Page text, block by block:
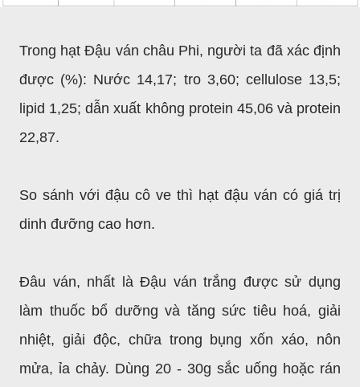
Trong hạt Đậu ván châu Phi, người ta đã xác định
được (%): Nước 14,17; tro 3,60; cellulose 13,5;
lipid 1,25; dẫn xuất không protein 45,06 và protein
22,87.
So sánh với đậu cô ve thì hạt đậu ván có giá trị
dinh đưỡng cao hơn.
Đâu ván, nhất là Đậu ván trắng được sử dụng
làm thuốc bổ dưỡng và tăng sức tiêu hoá, giải
nhiệt, giải độc, chữa trong bụng xốn xáo, nôn
mửa, ỉa chảy. Dùng 20 - 30g sắc uống hoặc rán